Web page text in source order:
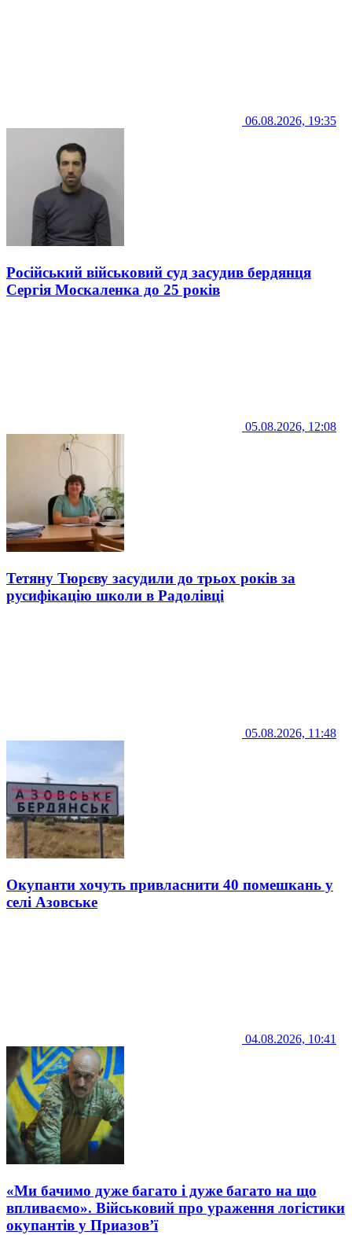
06.08.2026, 19:35
Російський військовий суд засудив бердянця
Сергія Москаленка до 25 років
05.08.2026, 12:08
Тетяну Тюрєву засудили до трьох років за
русифікацію школи в Радолівці
05.08.2026, 11:48
Окупанти хочуть привласнити 40 помешкань у
селі Азовське
04.08.2026, 10:41
«Ми бачимо дуже багато і дуже багато на що
впливаємо». Військовий про ураження логістики
окупантів у Приазов’ї